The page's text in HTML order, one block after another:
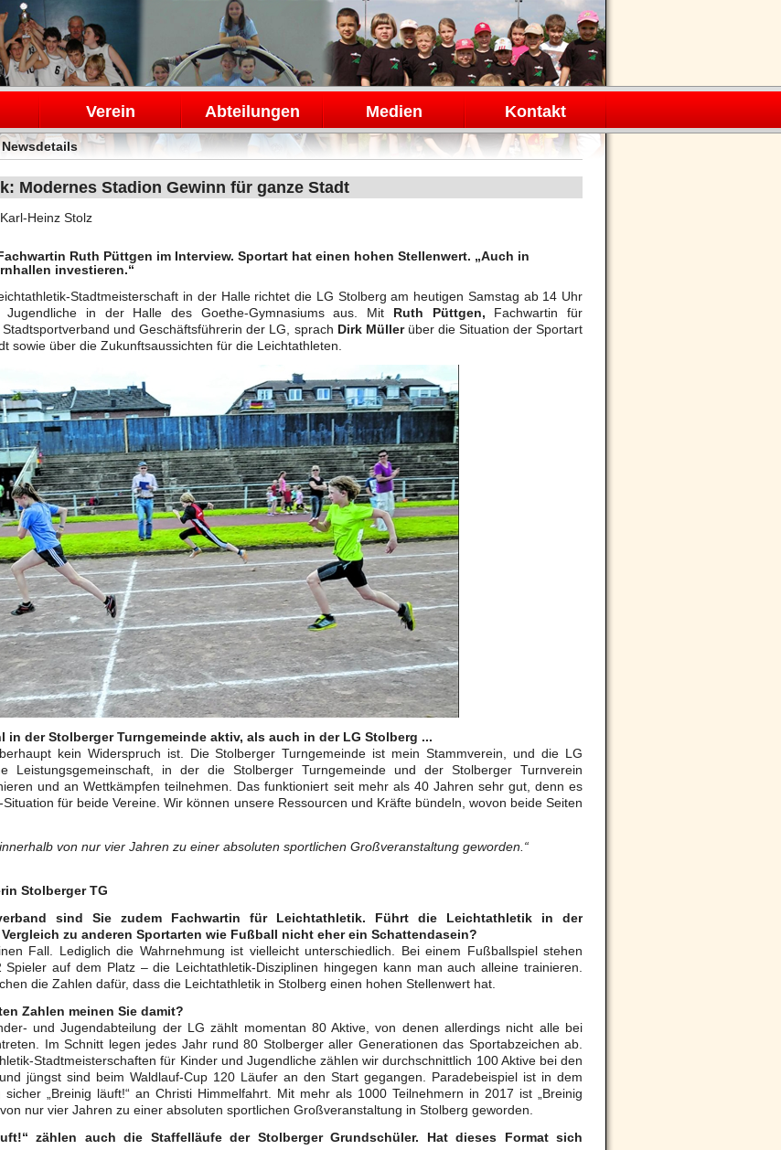
Verein Abteilungen Medien Kontakt
Newsdetails
Modernes Stadion Gewinn für ganze Stadt
Heinz Stolz
Ruth Püttgen im Interview. Sportart hat einen hohen Stellenwert. „Auch in
investieren.“
Stadtmeisterschaft in der Halle richtet die LG Stolberg am heutigen Samstag ab 14 Uhr
in der Halle des Goethe-Gymnasiums aus. Mit Ruth Püttgen, Fachwartin für
und Geschäftsführerin der LG, sprach Dirk Müllerüber die Situation der Sportart
sowie über die Zukunftsaussichten für die Leichtathleten.
in der Stolberger Turngemeinde aktiv, als auch in der LG Stolberg ...
kein Widerspruch ist. Die Stolberger Turngemeinde ist mein Stammverein, und die LG
Leistungsgemeinschaft, in der die Stolberger Turngemeinde und der Stolberger Turnverein
und an Wettkämpfen teilnehmen. Das funktioniert seit mehr als 40 Jahren sehr gut, denn es
Situation für beide Vereine. Wir können unsere Ressourcen und Kräfte bündeln, wovon beide Seiten
innerhalb von nur vier Jahren zu einer absoluten sportlichen Großveranstaltung geworden.“
Stolberger TG
sind Sie zudem Fachwartin für Leichtathletik. Führt die Leichtathletik in der
zu anderen Sportarten wie Fußball nicht eher ein Schattendasein?
Fall. Lediglich die Wahrnehmung ist vielleicht unterschiedlich. Bei einem Fußballspiel stehen
Spieler auf dem Platz – die Leichtathletik-Disziplinen hingegen kann man auch alleine trainieren.
die Zahlen dafür, dass die Leichtathletik in Stolberg einen hohen Stellenwert hat.
Zahlen meinen Sie damit?
und Jugendabteilung der LG zählt momentan 80 Aktive, von denen allerdings nicht alle bei
Im Schnitt legen jedes Jahr rund 80 Stolberger aller Generationen das Sportabzeichen ab.
Stadtmeisterschaften für Kinder und Jugendliche zählen wir durchschnittlich 100 Aktive bei den
jüngst sind beim Waldlauf-Cup 120 Läufer an den Start gegangen. Paradebeispiel ist in dem
sicher „Breinig läuft!“ an Christi Himmelfahrt. Mit mehr als 1000 Teilnehmern in 2017 ist „Breinig
nur vier Jahren zu einer absoluten sportlichen Großveranstaltung in Stolberg geworden.
zählen auch die Staffelläufe der Stolberger Grundschüler. Hat dieses Format sich